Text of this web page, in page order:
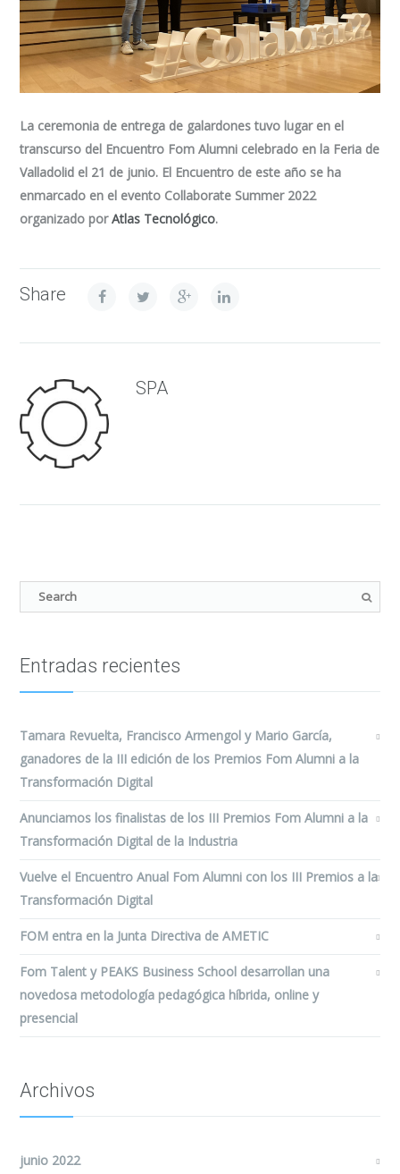
La ceremonia de entrega de galardones tuvo lugar en el
transcurso del Encuentro Fom Alumni celebrado en la Feria de
Valladolid el 21 de junio. El Encuentro de este año se ha
enmarcado en el evento Collaborate Summer 2022
organizado porAtlas Tecnológico.
Share
SPA
Entradas recientes
Tamara Revuelta, Francisco Armengol y Mario García,
ganadores de la III edición de los Premios Fom Alumni a la
Transformación Digital
Anunciamos los finalistas de los III Premios Fom Alumni a la
Transformación Digital de la Industria
Vuelve el Encuentro Anual Fom Alumni con los III Premios a la
Transformación Digital
FOM entra en la Junta Directiva de AMETIC
Fom Talent y PEAKS Business School desarrollan una
novedosa metodología pedagógica híbrida, online y
presencial
Archivos
junio 2022